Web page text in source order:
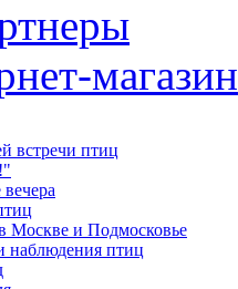
магазин
встречи птиц
Москве и Подмосковье
наблюдения птиц